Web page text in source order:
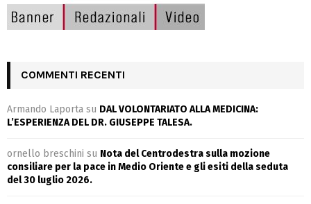
COMMENTI RECENTI
Armando Laporta su DAL VOLONTARIATO ALLA MEDICINA:
L’ESPERIENZA DEL DR. GIUSEPPE TALESA.
ornello breschini su Nota del Centrodestra sulla mozione
consiliare per la pace in Medio Oriente e gli esiti della seduta
del 30 luglio 2026.